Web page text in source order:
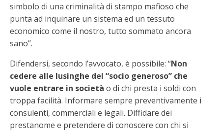
simbolo di una criminalità di stampo mafioso che
punta ad inquinare un sistema ed un tessuto
economico come il nostro, tutto sommato ancora
sano”.
Difendersi, secondo l’avvocato, è possibile: “Non
cedere alle lusinghe del “socio generoso” che
vuole entrare in società o di chi presta i soldi con
troppa facilità. Informare sempre preventivamente i
consulenti, commerciali e legali. Diffidare dei
prestanome e pretendere di conoscere con chi si